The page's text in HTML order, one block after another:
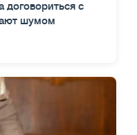
договориться с
шумом